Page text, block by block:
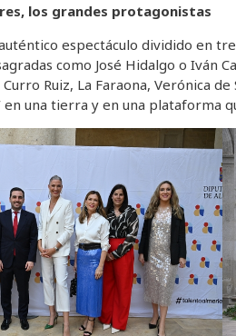
los grandes protagonistas
espectáculo dividido en
como José Hidalgo o Iván
Ruiz, La Faraona, Verónica
en una tierra y en una plataforma